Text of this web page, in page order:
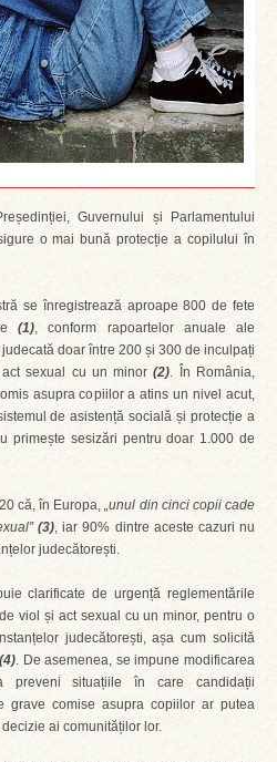
Guvernului și Parlamentului
o mai bună protecție a copilului în
se înregistrează aproape 800 de fete
(1), conform rapoartelor anuale ale
doar între 200 și 300 de inculpați
act sexual cu un minor(2). În România,
asupra copiilor a atins un nivel acut,
de asistență socială și protecție a
primește sesizări pentru doar 1.000 de
că, în Europa,„unul din cinci copii cade
(3), iar 90% dintre aceste cazuri nu
judecătorești.
clarificate de urgență reglementările
viol și act sexual cu un minor, pentru o
judecătorești, așa cum solicită
(4). De asemenea, se impune modificarea
preveni situațiile în care candidații
grave comise asupra copiilor ar putea
ai comunităților lor.